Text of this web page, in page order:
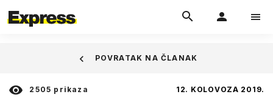
2505 prikaza 12. KOLOVOZA 2019.
POVRATAK NA ČLANAK